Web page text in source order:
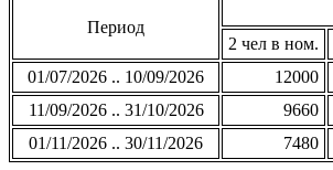
Период
2 чел в ном.
01/07/2026 .. 10/09/2026
12000
11/09/2026 .. 31/10/2026
9660
01/11/2026 .. 30/11/2026
7480